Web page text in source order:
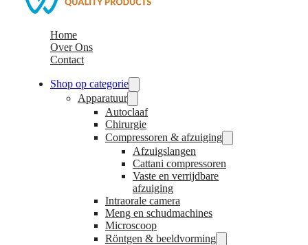
Home
Over Ons
Contact
Shop op categorie
Apparatuur
Autoclaaf
Chirurgie
Compressoren & afzuiging
Afzuigslangen
Cattani compressoren
Vaste en verrijdbare
afzuiging
Intraorale camera
Meng en schudmachines
Microscoop
Röntgen & beeldvorming